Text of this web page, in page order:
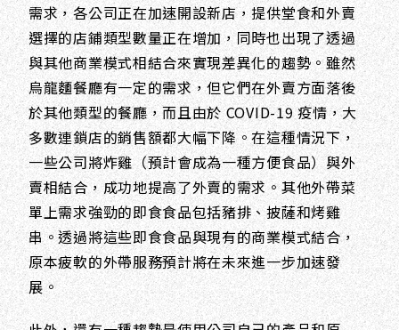
需求，各公司正在加速開設新店，提供堂食和外賣
選擇的店鋪類型數量正在增加，同時也出現了透過
與其他商業模式相結合來實現差異化的趨勢。雖然
烏龍麵餐廳有一定的需求，但它們在外賣方面落後
於其他類型的餐廳，而且由於 COVID-19 疫情，大
多數連鎖店的銷售額都大幅下降。在這種情況下，
一些公司將炸雞（預計會成為一種方便食品）與外
賣相結合，成功地提高了外賣的需求。其他外帶菜
單上需求強勁的即食食品包括豬排、披薩和烤雞
串。透過將這些即食食品與現有的商業模式結合，
原本疲軟的外帶服務預計將在未來進一步加速發
展。